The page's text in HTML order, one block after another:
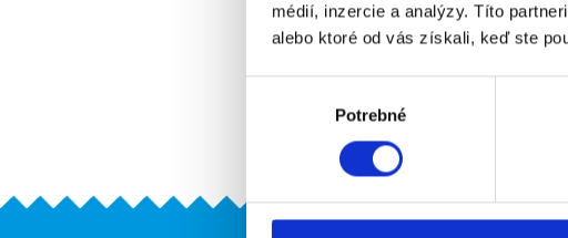
médií, inzercie a analýzy. Títo
alebo ktoré od vás získali, keď ste
Potrebné